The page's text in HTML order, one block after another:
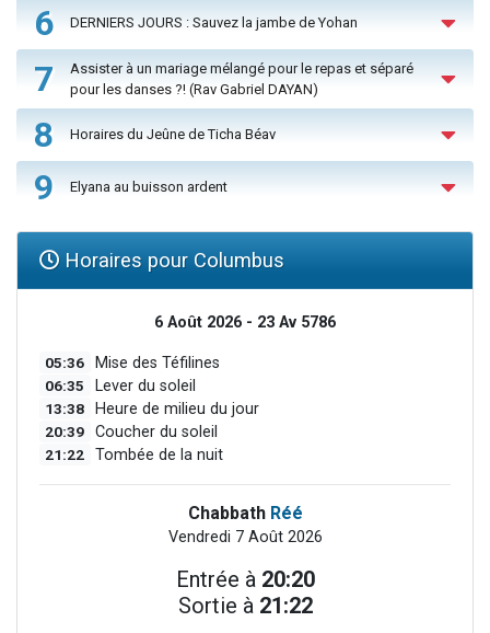
6 DERNIERS JOURS : Sauvez la jambe de Yohan
7
Assister à un mariage mélangé pour le repas et séparé
pour les danses ?! (Rav Gabriel DAYAN)
8 Horaires du Jeûne de Ticha Béav
9 Elyana au buisson ardent
Horaires pour Columbus
6 Août 2026 - 23 Av 5786
05:36 Mise des Téfilines
06:35 Lever du soleil
13:38 Heure de milieu du jour
20:39 Coucher du soleil
21:22 Tombée de la nuit
Chabbath Réé
Vendredi 7 Août 2026
Entrée à 20:20
Sortie à 21:22